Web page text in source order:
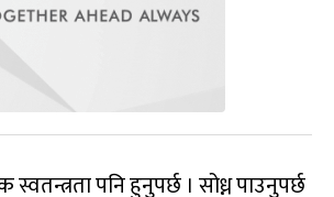
स्वतन्त्रता पनि हुनुपर्छ । सोध्न पाउनुपर्छ